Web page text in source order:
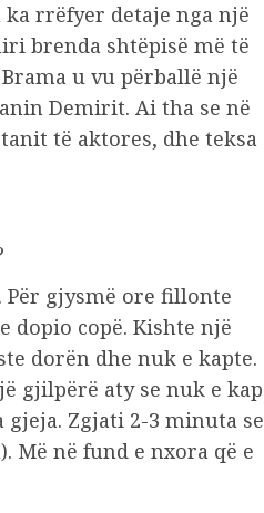
rrëfyer detaje nga një
brenda shtëpisë më të
u vu përballë një
Demirit. Ai tha se në
të aktores, dhe teksa
Për gjysmë ore fillonte
dopio copë. Kishte një
dorën dhe nuk e kapte.
gjilpërë aty se nuk e kap
gjeja. Zgjati 2-3 minuta se
Më në fund e nxora që e